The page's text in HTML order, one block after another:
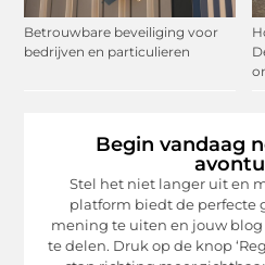
Betrouwbare beveiliging voor
bedrijven en particulieren
Begin vandaag
Stel het niet langer uit en
platform biedt de perfecte
mening te uiten en jouw
te delen. Druk op de knop